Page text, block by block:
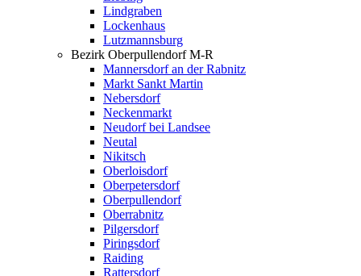
Lindgraben
Lockenhaus
Lutzmannsburg
Bezirk Oberpullendorf M-R
Mannersdorf an der Rabnitz
Markt Sankt Martin
Nebersdorf
Neckenmarkt
Neudorf bei Landsee
Neutal
Nikitsch
Oberloisdorf
Oberpetersdorf
Oberpullendorf
Oberrabnitz
Pilgersdorf
Piringsdorf
Raiding
Rattersdorf